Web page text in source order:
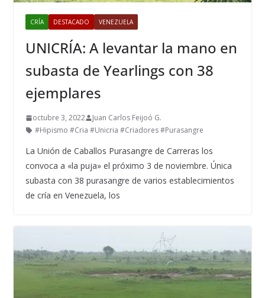
CRÍA DESTACADO VENEZUELA
UNICRÍA: A levantar la mano en
subasta de Yearlings con 38
ejemplares
octubre 3, 2022
Juan Carlos Feijoó G.
#Hipismo #Cria #Unicria #Criadores #Purasangre
La Unión de Caballos Purasangre de Carreras los
convoca a «la puja» el próximo 3 de noviembre. Única
subasta con 38 purasangre de varios establecimientos
de cría en Venezuela, los